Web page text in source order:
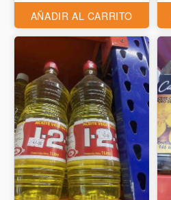
AÑADIR AL CARRITO